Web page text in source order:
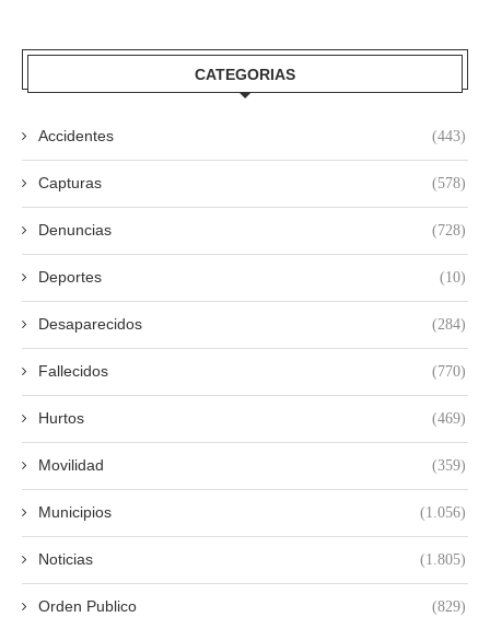
CATEGORIAS
Accidentes (443)
Capturas (578)
Denuncias (728)
Deportes (10)
Desaparecidos (284)
Fallecidos (770)
Hurtos (469)
Movilidad (359)
Municipios (1.056)
Noticias (1.805)
Orden Publico (829)